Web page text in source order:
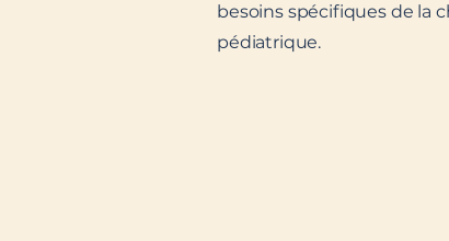
besoins spécifiques de la
pédiatrique.